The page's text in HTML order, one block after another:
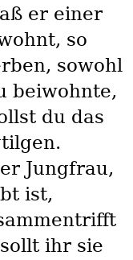
er einer
so
sowohl
beiwohnte,
du das
Jungfrau,
ist,
ihr sie